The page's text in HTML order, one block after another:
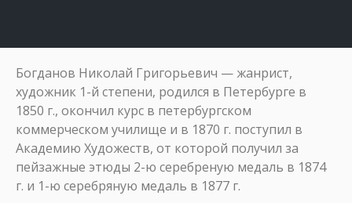
Богданов Николай Григорьевич — жанрист,
художник 1-й степени, родился в Петербурге в
1850 г., окончил курс в петербургском
коммерческом училище и в 1870 г. поступил в
Академию Художеств, от которой получил за
пейзажные этюды 2-ю серебреную медаль в 1874
г. и 1-ю серебряную медаль в 1877 г.